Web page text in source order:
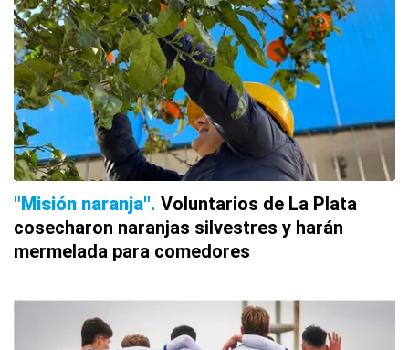
"Misión naranja" Voluntarios de La Plata
cosecharon naranjas silvestres y harán
mermelada para comedores